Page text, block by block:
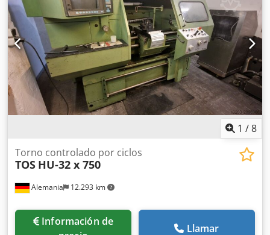
1 /8
Alemania 12.293 km
Torno controlado por ciclos
TOS HU-32 x 750
Información de
Llamar